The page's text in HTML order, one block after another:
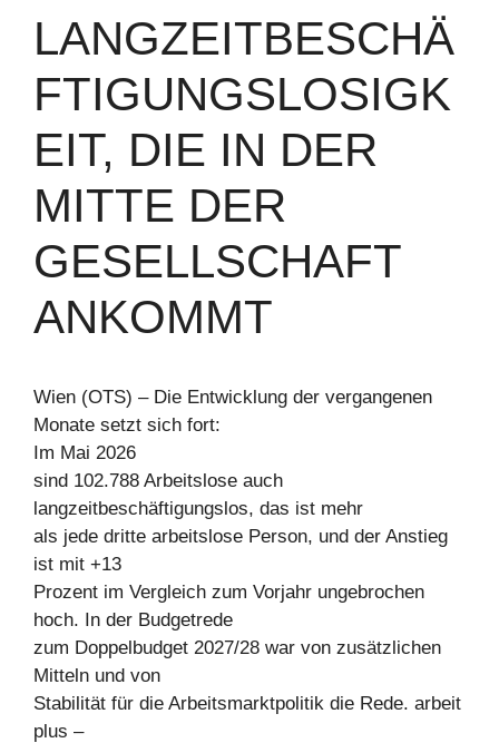
LANGZEITBESCHÄ
FTIGUNGSLOSIGK
EIT, DIE IN DER
MITTE DER
GESELLSCHAFT
ANKOMMT
Wien (OTS) – Die Entwicklung der vergangenen
Monate setzt sich fort:
Im Mai 2026
sind 102.788 Arbeitslose auch
langzeitbeschäftigungslos, das ist mehr
als jede dritte arbeitslose Person, und der Anstieg
ist mit +13
Prozent im Vergleich zum Vorjahr ungebrochen
hoch. In der Budgetrede
zum Doppelbudget 2027/28 war von zusätzlichen
Mitteln und von
Stabilität für die Arbeitsmarktpolitik die Rede. arbeit
plus –